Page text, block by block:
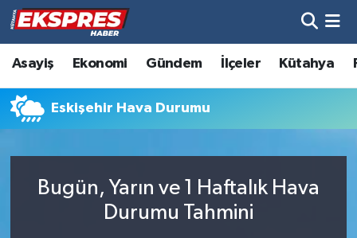
Asayiş Ekonomi Gündem İlçeler Kütahya
Eskişehir Hava Durumu
Bugün, Yarın ve 1 Haftalık Hava
Durumu Tahmini
Altıntaş
Asayiş
Biyografiler
Hava Durumu
Trafik Durumu
Tüm Manşetler
Son Dakika Haberleri